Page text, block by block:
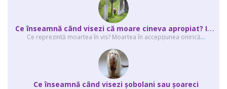
C
e înseamnă când visezi că moare cineva apropiat? Interpretarea visului în ...
Ce reprezintă moartea în vis? Moartea în accepţiunea onirică...
Ce înseamnă când visezi şobolani sau şoareci